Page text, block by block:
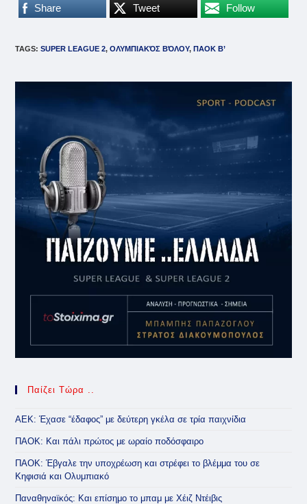
Share Tweet Follow
TAGS:SUPER LEAGUE 2, ΟΛΥΜΠΙΑΚΌΣ ΒΌΛΟΥ, ΠΑΟΚ Β’
Παίζει Τώρα ..
ΑΕΚ: Έχασε “έδαφος” με δεύτερη γκέλα σε τρία παιχνίδια
ΠΑΟΚ: Και πάλι πρώτος με ωραίο ποδόσφαιρο
ΠΑΟΚ: Έβγαλε την υποχρέωση και στρέφει το βλέμμα του σε
Κηφισιά και Ολυμπιακό
Παναθηναϊκός: Και επίσημο το μπαμ με Χέιζ Ντέιβις